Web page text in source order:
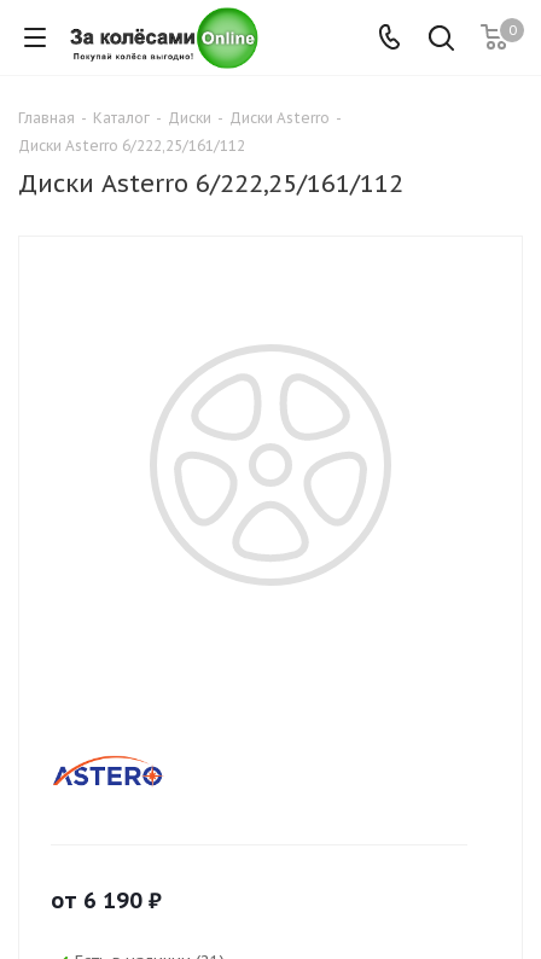
0
Главная - Каталог - Диски - Диски Asterro -
Диски Asterro 6/222,25/161/112
Диски Asterro 6/222,25/161/112
от 6 190 ₽